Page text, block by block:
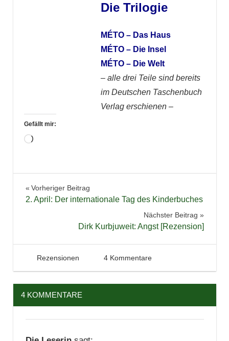
Die Trilogie
MÉTO – Das Haus
MÉTO – Die Insel
MÉTO – Die Welt
– alle drei Teile sind bereits
im Deutschen Taschenbuch
Verlag erschienen –
Gefällt mir:
Wird
Jugendbuch
Beitragsnavigation
Vorheriger Beitrag
2. April: Der internationale Tag des Kinderbuches
Nächster Beitrag
Dirk Kurbjuweit: Angst [Rezension]
9. April 2013
Tintenhain
Rezensionen 4 Kommentare
4 KOMMENTARE